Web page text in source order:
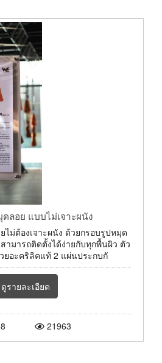
ลอย แบบไม่เจาะผนัง
ไม่ต้องเจาะผนัง ด้วยกรอบรูปหมุด
ามารถติดตั้งได้ง่ายกับทุกพื้นผิว ตัว
ยอะคริลิคแท้ 2 แผ่นประกบกั
ดูรายละเอียด
21963